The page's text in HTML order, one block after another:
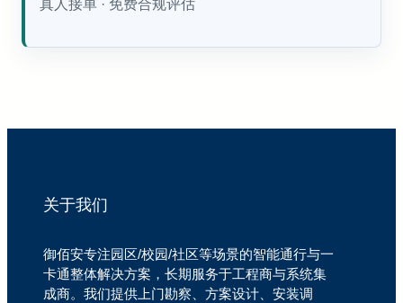
真人接单 · 免费合规评估
关于我们
御佰安专注园区/校园/社区等场景的智能通行与一
卡通整体解决方案，长期服务于工程商与系统集
成商。我们提供上门勘察、方案设计、安装调